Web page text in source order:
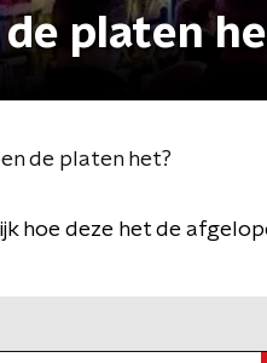
de platen
de platen het?
hoe deze het de